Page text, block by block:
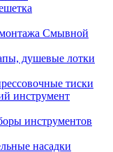
Смывной
душевые лотки
тиски
инструмент
инструментов